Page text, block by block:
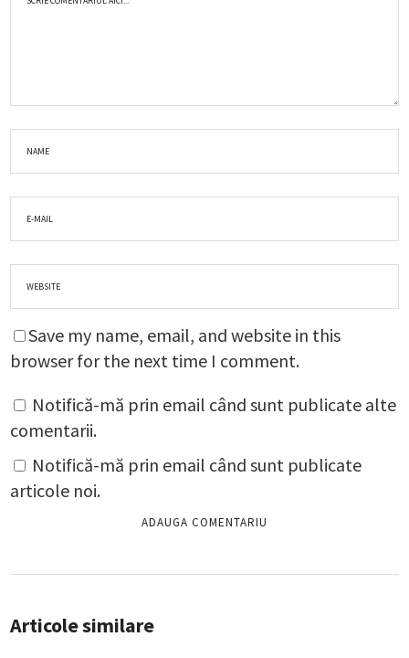
Save my name, email, and website in this
browser for the next time I comment.
Notifică-mă prin email când sunt publicate alte
comentarii.
Notifică-mă prin email când sunt publicate
articole noi.
Articole similare